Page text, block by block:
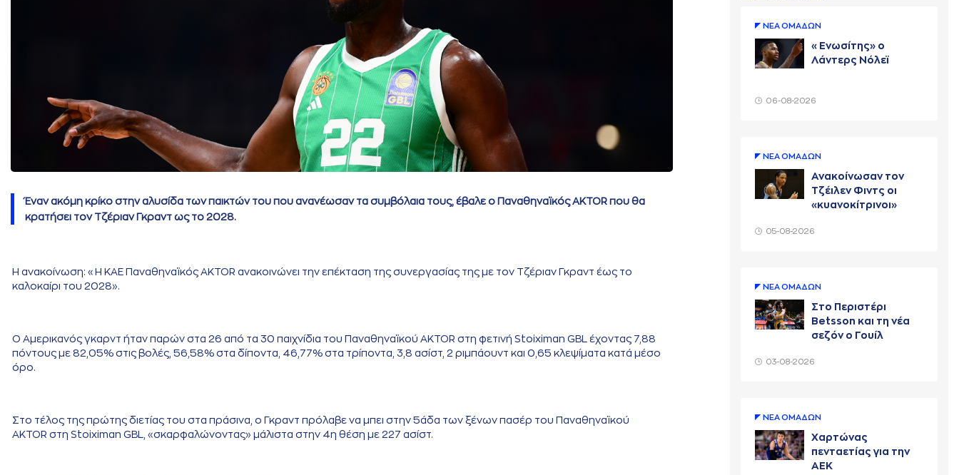
Έναν ακόμη κρίκο στην αλυσίδα των παικτών του που ανανέωσαν τα συμβόλαια τους, έβαλε ο Παναθηναϊκός AKTOR που θα
κρατήσει τον Τζέριαν Γκραντ ως το 2028.
Η ανακοίνωση: «Η ΚΑΕ Παναθηναϊκός AKTOR ανακοινώνει την επέκταση της συνεργασίας της με τον Τζέριαν Γκραντ έως το
καλοκαίρι του 2028».
Ο Αμερικανός γκαρντ ήταν παρών στα 26 από τα 30 παιχνίδια του Παναθηναϊκού AKTOR στη φετινή Stoiximan GBL έχοντας 7,88
πόντους με 82,05% στις βολές, 56,58% στα δίποντα, 46,77% στα τρίποντα, 3,8 ασίστ, 2 ριμπάουντ και 0,65 κλεψίματα κατά μέσο
όρο.
Στο τέλος της πρώτης διετίας του στα πράσινα, ο Γκραντ πρόλαβε να μπει στην 5άδα των ξένων πασέρ του Παναθηναϊκού
AKTOR στη Stoiximan GBL, «σκαρφαλώνοντας» μάλιστα στην 4η θέση με 227 ασίστ.
ΝΕA ΟΜAΔΩΝ
«Ενωσίτης» ο
Λάντερς Νόλεϊ
06-08-2026
ΝΕA ΟΜAΔΩΝ
Ανακοίνωσαν τον
Τζέιλεν Φιντς οι
«κυανοκίτρινοι»
05-08-2026
ΝΕA ΟΜAΔΩΝ
Στο Περιστέρι
Betsson και τη νέα
σεζόν ο Γουίλ
03-08-2026
ΝΕA ΟΜAΔΩΝ
Χαρτώνας
πενταετίας για την
ΑΕΚ